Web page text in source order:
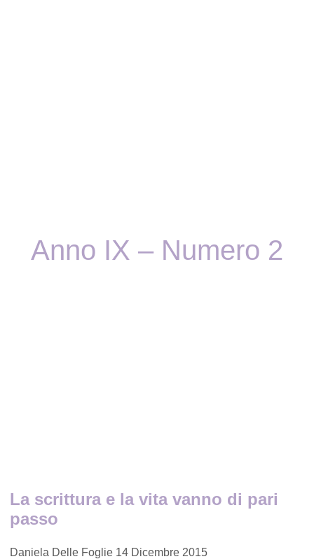
Anno IX – Numero 2
La scrittura e la vita vanno di pari
passo
Daniela Delle Foglie 14 Dicembre 2015